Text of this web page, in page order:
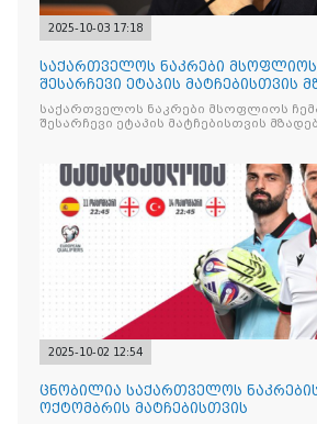
2025-10-03 17:18
საქართველოს ნაკრები მსოფლიოს
შესარჩევი ეტაპის მატჩებისთვის
საქართველოს ნაკრები მსოფლიოს
შესარჩევი ეტაპის მატჩებისთვის
2025-10-02 12:54
ცნობილია საქართველოს
ოქტომბრის მატჩებისთვის